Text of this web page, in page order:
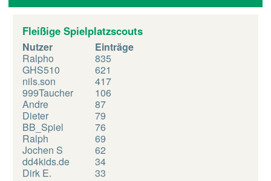
Fleißige Spielplatzscouts
Nutzer
Einträge
Ralpho
835
GHS510
621
nils.son
417
999Taucher
106
Andre
87
Dieter
79
BB_Spiel
76
Ralph
69
Jochen S
62
dd4kids.de
34
Dirk E.
33